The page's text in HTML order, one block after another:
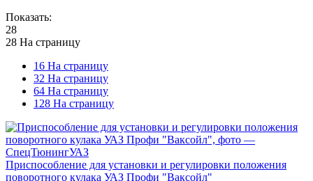
Показать:
28
28 На страницу
16 На страницу
32 На страницу
64 На страницу
128 На страницу
Приспособление для установки и регулировки положения
поворотного кулака УАЗ Профи "Ваксойл"